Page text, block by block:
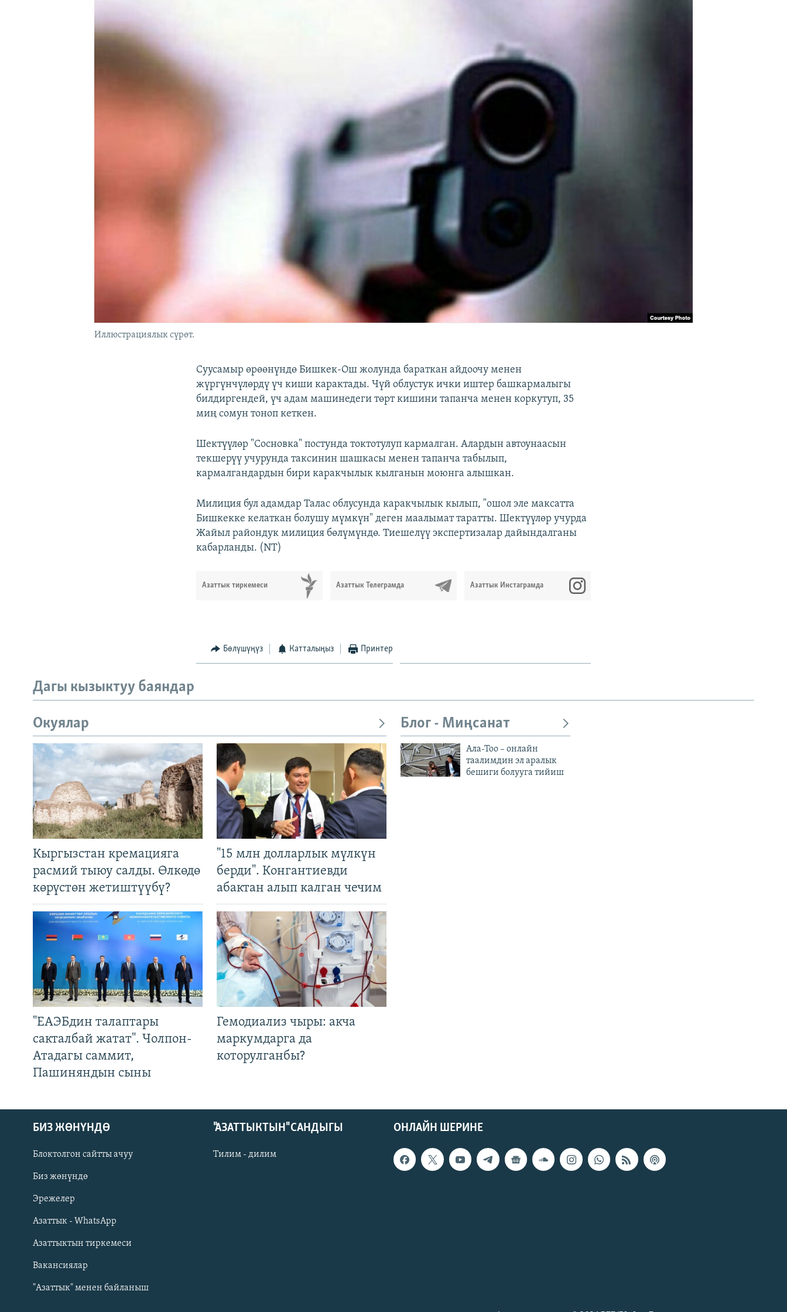
Русский
ОНЛАЙН ШЕРИНЕ
Иллюстрациялык сүрөт.
Суусамыр өрөөнүндө Бишкек-Ош жолунда бараткан айдоочу менен
жүргүнчүлөрдү үч киши карактады. Чүй облустук ички иштер башкармалыгы
билдиргендей, үч адам машинедеги төрт кишини тапанча менен коркутуп, 35
миң сомун тоноп кеткен.
Шектүүлөр "Сосновка" постунда токтотулуп кармалган. Алардын автоунаасын
текшерүү учурунда таксинин шашкасы менен тапанча табылып,
кармалгандардын бири каракчылык кылганын моюнга алышкан.
Милиция бул адамдар Талас облусунда каракчылык кылып, "ошол эле максатта
Бишкекке келаткан болушу мүмкүн" деген маалымат таратты. Шектүүлөр учурда
Жайыл райондук милиция бөлүмүндө. Тиешелүү экспертизалар дайындалганы
кабарланды. (NT)
Азаттык тиркемеси Азаттык Телеграмда Азаттык Инстаграмда
Бөлүшүңүз Катталыңыз Принтер
Дагы кызыктуу баяндар
Окуялар
Кыргызстан кремацияга
расмий тыюу салды. Өлкөдө
көрүстөн жетиштүүбү?
"15 млн долларлык мүлкүн
берди". Конгантиевди
абактан алып калган чечим
"ЕАЭБдин талаптары
сакталбай жатат". Чолпон-
Атадагы саммит,
Пашиняндын сыны
Гемодиализ чыры: акча
маркумдарга да
которулганбы?
Блог - Миңсанат
Ала-Тоо – онлайн
таалимдин эл аралык
бешиги болууга тийиш
ОНЛАЙН ШЕРИНЕ
БИЗ ЖӨНҮНДӨ
Блоктолгон сайтты ачуу
Биз жөнүндө
Эрежелер
Азаттык - WhatsApp
Азаттыктын тиркемеси
Вакансиялар
"Азаттык" менен байланыш
"АЗАТТЫКТЫН" САНДЫГЫ
Тилим - дилим